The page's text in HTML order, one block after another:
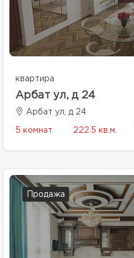
квартира
Арбат ул, д 24
Арбат ул, д 24
5 комнат 222.5 кв.м.
Продажа